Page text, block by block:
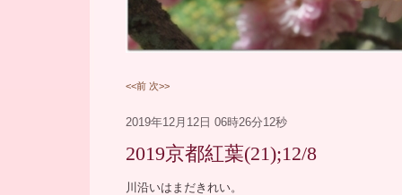
<<前 次>>
2019京都紅葉(21);12/8
2019年12月12日 06時26分12秒
川沿いはまだきれい。